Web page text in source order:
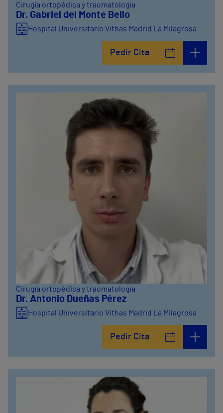
Cirugía ortopédica y traumatología
Dr. Gabriel del Monte Bello
Hospital Universitario Vithas Madrid La Milagrosa
Pedir Cita
Cirugía ortopédica y traumatología
Dr. Antonio Dueñas Pérez
Hospital Universitario Vithas Madrid La Milagrosa
Pedir Cita